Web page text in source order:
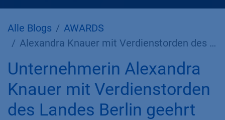
Alle Blogs
AWARDS
Alexandra Knauer mit Verdienst­orden des Landes Berlin geehrt
Unternehmerin Alexandra
Knauer mit Verdienstorden
des Landes Berlin geehrt